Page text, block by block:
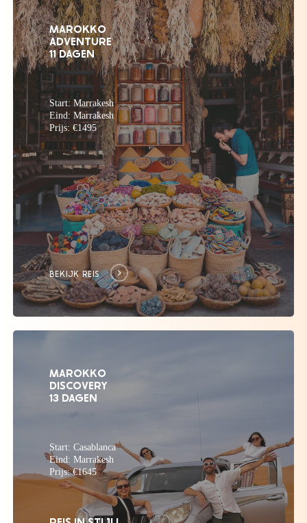
MAROKKO
ADVENTURE
11 DAGEN
Start: Marrakesh
Eind: Marrakesh
Prijs: €1495
BEKIJK REIS
MAROKKO
DISCOVERY
13 DAGEN
Start: Casablanca
Eind: Marrakesh
Prijs: €1645